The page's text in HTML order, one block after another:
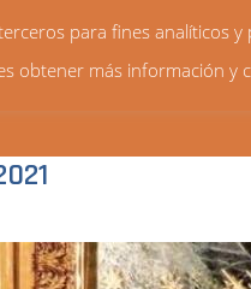
para fines analíticos
obtener más información y